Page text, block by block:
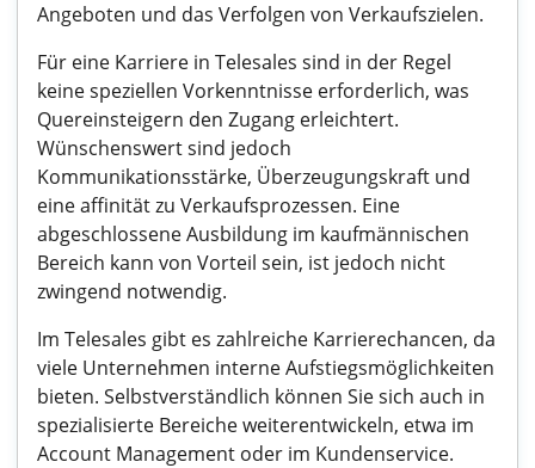
Angeboten und das Verfolgen von Verkaufszielen.
Für eine Karriere in Telesales sind in der Regel
keine speziellen Vorkenntnisse erforderlich, was
Quereinsteigern den Zugang erleichtert.
Wünschenswert sind jedoch
Kommunikationsstärke, Überzeugungskraft und
eine affinität zu Verkaufsprozessen. Eine
abgeschlossene Ausbildung im kaufmännischen
Bereich kann von Vorteil sein, ist jedoch nicht
zwingend notwendig.
Im Telesales gibt es zahlreiche Karrierechancen, da
viele Unternehmen interne Aufstiegsmöglichkeiten
bieten. Selbstverständlich können Sie sich auch in
spezialisierte Bereiche weiterentwickeln, etwa im
Account Management oder im Kundenservice.